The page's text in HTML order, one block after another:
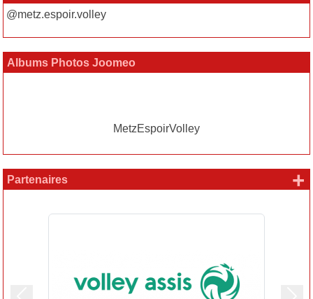
@metz.espoir.volley
Albums Photos Joomeo
MetzEspoirVolley
Partenaires +